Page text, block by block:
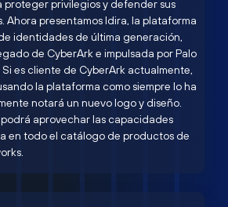
proteger privilegios y defender sus
Ahora presentamos Idira, la plataforma
identidades de última generación,
de CyberArk e impulsada por Palo
es cliente de CyberArk actualmente,
la plataforma como siempre lo ha
notará un nuevo logo y diseño.
podrá aprovechar las capacidades
en todo el catálogo de productos de